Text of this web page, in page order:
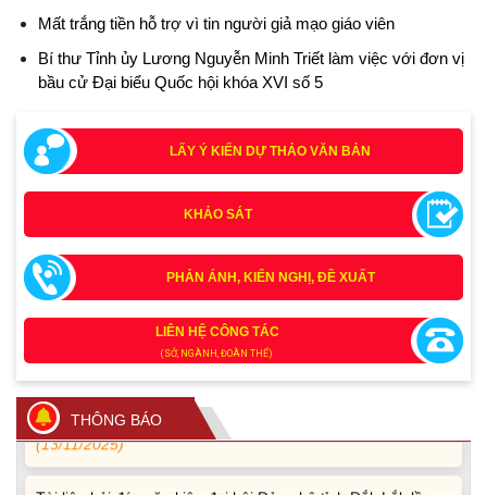
Mất trắng tiền hỗ trợ vì tin người giả mạo giáo viên
Bí thư Tỉnh ủy Lương Nguyễn Minh Triết làm việc với đơn vị
bầu cử Đại biểu Quốc hội khóa XVI số 5
LẤY Ý KIẾN DỰ THẢO VĂN BẢN
KHẢO SÁT
PHẢN ÁNH, KIẾN NGHỊ, ĐỀ XUẤT
LIÊN HỆ CÔNG TÁC
(SỞ, NGÀNH, ĐOÀN THỂ)
THÔNG BÁO
Tích cực tham gia góp ý, tuyên truyền dự thảo Bộ luật Hình
sự (sửa đổi) và Luật Tổ chức cơ quan điều tra (sửa đổi)
Quy định xử phạt vi phạm vi định giao thông đường bộ
theo Nghị định 168
(13/11/2025)
Tài liệu hỏi đáp văn kiện đại hội Đảng bộ tỉnh Đắk Lắk lần